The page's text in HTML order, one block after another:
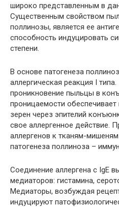
широко представленным в
Существенным свойством
поллинозы, является ее
способность индуцировать
степени.
В основе патогенеза
аллергическая реакция I
проникновение пыльцы в
проницаемости
зерен через эпителий
свое аллергенное действие.
аллергенов к тканям-
патогенеза поллиноза –
Соединение аллергена с IgE
медиаторов: гистамина,
Медиаторы, возбуждая
индуцируют